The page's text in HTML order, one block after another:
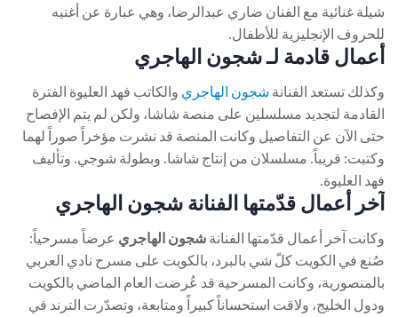
شيلة غنائية مع الفنان ضاري عبدالرضا، وهي عبارة عن أغنيه
للحروف الإنجليزية للأطفال.
أعمال قادمة لـ شجون الهاجري
وكذلك تستعد الفنانة شجون الهاجري والكاتب فهد العليوة الفترة
القادمة لتجديد مسلسلين على منصة شاشا، ولكن لم يتم الإفصاح
حتى الآن عن التفاصيل وكانت المنصة قد نشرت مؤخراً صوراً لهما
وكتبت: قريباً. مسلسلان من إنتاج شاشا. وبطولة شوجي. وتأليف
فهد العليوة.
آخر أعمال قدّمتها الفنانة شجون الهاجري
وكانت آخر أعمال قدّمتها الفنانة شجون الهاجري عرضاً مسرحياً:
صُنع في الكويت كلّ شي بالبرد، بالكويت على مسرح نادي العربي
بالمنصورية، وكانت المسرحية قد عُرضت العام الماضي بالكويت
ودول الخليج، ولاقت استحساناً كبيراً ومتابعة، وتصدّرت الترند في